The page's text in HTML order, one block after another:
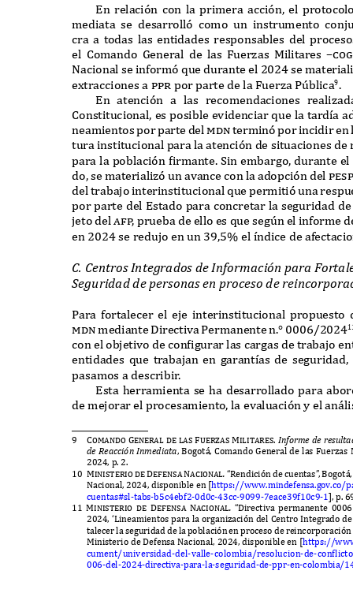
En relación con la primera acción,el
mediata se desarrolló como un instrumento
cra a todas las entidades responsables del proceso
el Comando General de las Fuerzas Militares–cog
Nacional se informó que durante el 2024se
extracciones a ppr por parte de la Fuerza Pública9.
En atención a las recomendaciones
Constitucional, es posible evidenciarque la tardía
neamientos por parte delmdnterminó por incidir en
tura institucional para la atención de situaciones
para la población firmante. Sin embargo,durante el
do,se materializó un avance con la adopción del
del trabajo interinstitucional que permitió una
por parte del Estado para concretar la seguridad
jeto delafp, prueba de ello es que según el informe
en 2024se redujo en un 39,5%el índice de
C. CentrosIntegrados deInformación para Fortal
Seguridad depersonas en proceso de reincorpora
Para fortalecer el eje interinstitucional propuesto
mdnmedianteDirectiva Permanente n.° 0006/2024
con el objetivo de configurar las cargas de trabajo
entidades que trabajan en garantías de seguridad,
pasamos a describir.
Esta herramienta se ha desarrollado para
de mejorar el procesamiento,la evaluación y el aná
9 Comando General de las Fuerzas Militares. Informe de resul
de Reacción Inmediata, Bogotá, ComandoGeneral de las Fuerzas
2024, p. 2.
10 Ministeriode Defensa Nacional. “Rendición de cuentas”,Bogot
Nacional, 2024, disponible en [https://www.mindefensa.gov.co/
cuentas#sl-tabs-b5c4ebf2-0d0c-43cc-9099-7eace39f10c9-1],p.
11 Ministerio de Defensa Nacional. “Directiva permanente
2024, ‘Lineamientos para la organización del CentroIntegrado
talecer la seguridad de la población en proceso de reincorporación
Ministerio deDefensaNacional, 2024,disponible en [https://
cument/universidad-del-valle-colombia /resolucion-de-conf
006-del-2024-directiva-para-la-seguridad-de-ppr-en-colombia/